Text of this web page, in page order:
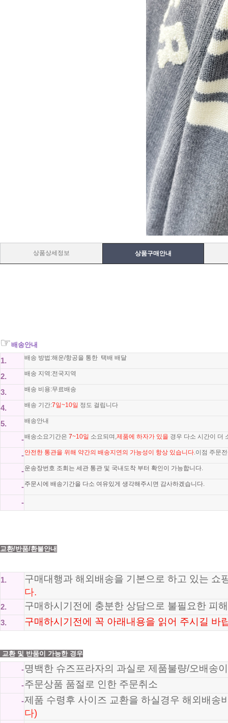
상품상세정보 상품구매안내
☞배송안내
1. 배송 방법:해운/항공을 통한 택배 배달
2. 배송 지역:전국지역
3. 배송 비용:무료배송
4. 배송 기간:7일~10일 정도 걸립니다
5. 배송안내
-배송소요기간은 7~10일 소요되며,제품에 하자가 있을 경우 다소 시간이 더
-안전한 통관을 위해 약간의 배송지연의 가능성이 항상 있습니다.이점 주문
-운송장번호 조회는 세관 통관 및 국내도착 부터 확인이 가능합니다.
-주문시에 배송기간을 다소 여유있게 생각해주시면 감사하겠습니다.
-
교환/반품/환불안내
1.
구매대행과 해외배송을 기본으로 하고 있는 쇼
다.
2. 구매하시기전에 충분한 상담으로 불필요한 피
3. 구매하시기전에 꼭 아래내용을 읽어 주시길 바
교환 및 반품이 가능한 경우
-명백한 슈즈프라자의 과실로 제품불량/오배송
-주문상품 품절로 인한 주문취소
-제품 수령후 사이즈 교환을 하실경우 해외배송
다)